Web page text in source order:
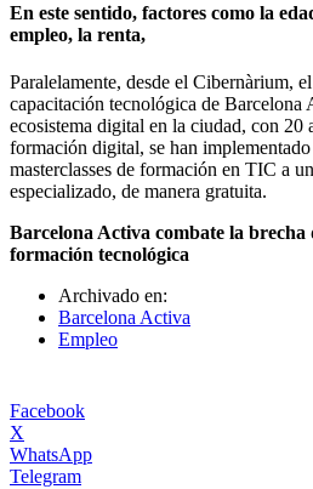
En este sentido, factores como la
empleo, la renta,
Paralelamente, desde el Cibernàrium,
capacitación tecnológica de Barcelona
ecosistema digital en la ciudad, con 20
formación digital, se han
masterclasses de formación en TIC a
especializado, de manera gratuita.
Barcelona Activa combate la brecha
formación tecnológica
Archivado en:
Barcelona Activa
Empleo
Facebook
X
WhatsApp
Telegram